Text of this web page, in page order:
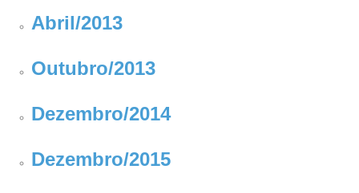
Abril/2013
Outubro/2013
Dezembro/2014
Dezembro/2015